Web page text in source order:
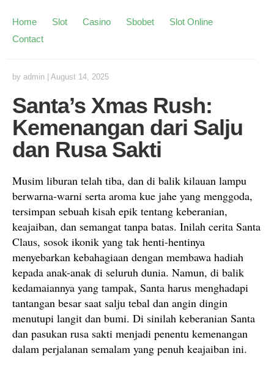
Home Slot Casino Sbobet
Slot Online
Contact
by admin August 14, 2025
Santa’s Xmas Rush:
Kemenangan dari Salju
dan Rusa Sakti
Musim liburan telah tiba, dan di balik kilauan lampu
berwarna-warni serta aroma kue jahe yang menggoda,
tersimpan sebuah kisah epik tentang keberanian,
keajaiban, dan semangat tanpa batas. Inilah cerita Santa
Claus, sosok ikonik yang tak henti-hentinya
menyebarkan kebahagiaan dengan membawa hadiah
kepada anak-anak di seluruh dunia. Namun, di balik
kedamaiannya yang tampak, Santa harus menghadapi
tantangan besar saat salju tebal dan angin dingin
menutupi langit dan bumi. Di sinilah keberanian Santa
dan pasukan rusa sakti menjadi penentu kemenangan
dalam perjalanan semalam yang penuh keajaiban ini.